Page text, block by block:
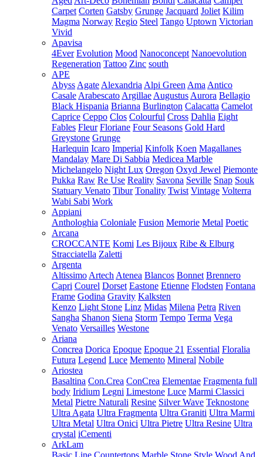
Carpet Corten Gatsby Grunge Jacquard Joliet Kilim
Magma Norway Regio Steel Tango Uptown Victorian
Vivid
Apavisa
4Ever Evolution Mood Nanoconcept Nanoevolution
Regeneration Tattoo Zinc south
APE
Abyss Agate Alexandria Alpi Green Ama Antico
Casale Arabescato Argillae Augustus Aurora Bellagio
Black Hispania Brianna Burlington Calacatta Camelot
Caprice Ceppo Clos Colourful Cross Dahlia Eight
Fables Fleur Floriane Four Seasons Gold Hard
Greystone Grunge
Harlequin Icaro Imperial Kinfolk Koen Magallanes
Mandalay Mare Di Sabbia Medicea Marble
Michelangelo Night Lux Oregon Oxyd Jewel Piemonte
Pukka Raw Re Use Reality Savona Seville Snap Souk
Statuary Venato Tibur Tonality Twist Vintage Volterra
Wabi Sabi Work
Appiani
Anthologhia Coloniale Fusion Memorie Metal Poetic
Arcana
CROCCANTE Komi Les Bijoux Ribe & Elburg
Stracciatella Zaletti
Argenta
Altissimo Artech Atenea Blancos Bonnet Brennero
Capri Courel Dorset Eastone Etienne Flodsten Fontana
Frame Godina Gravity Kalksten
Kenzo Light Stone Linz Midas Milena Petra Riven
Sangha Shanon Siena Storm Tempo Terma Vega
Venato Versailles Westone
Ariana
Concrea Dorica Epoque Epoque 21 Essential Floralia
Futura Legend Luce Memento Mineral Nobile
Ariostea
Basaltina Con.Crea ConCrea Elementae Fragmenta full
body Iridium Legni Limestone Luce Marmi Classici
Metal Pietre Naturali Resine Silver Wave Teknostone
Ultra Agata Ultra Fragmenta Ultra Graniti Ultra Marmi
Ultra Metal Ultra Onici Ultra Pietre Ultra Resine Ultra
crystal iCementi
ArkLam